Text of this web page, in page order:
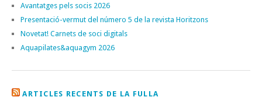
Avantatges pels socis 2026
Presentació-vermut del número 5 de la revista Horitzons
Novetat! Carnets de soci digitals
Aquapilates&aquagym 2026
ARTICLES RECENTS DE LA FULLA